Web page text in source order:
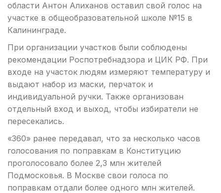
области Антон Алиханов оставил свой голос на
участке в общеобразовательной школе №15 в
Калининграде.
При организации участков были соблюдены
рекомендации Роспотребнадзора и ЦИК РФ. При
входе на участок людям измеряют температуру и
выдают набор из маски, перчаток и
индивидуальной ручки. Также организован
отдельный вход и выход, чтобы избиратели не
пересекались.
«360» ранее передавал, что за несколько часов
голосования по поправкам в Конституцию
проголосовало более 2,3 млн жителей
Подмосковья. В Москве свои голоса по
поправкам отдали более одного млн жителей.